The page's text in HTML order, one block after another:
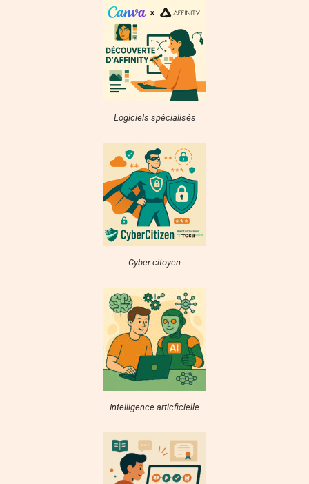
Logiciels spécialisés
Cyber citoyen
Intelligence articficielle